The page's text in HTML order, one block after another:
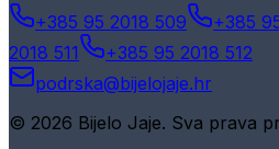
+385 95 2018 509 +385
2018 511
+385 95 2018 512
podrska@bijelojaje.hr
© 2026 Bijelo Jaje. Sva prava